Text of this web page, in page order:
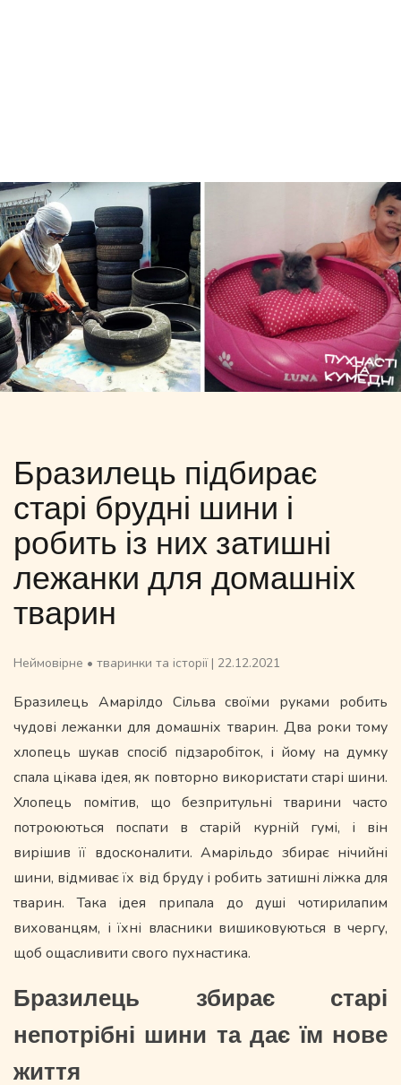
Бразилець підбирає
старі брудні шини і
робить із них затишні
лежанки для домашніх
тварин
Неймовірне • тваринки та історії | 22.12.2021
Бразилець Амарілдо Сільва своїми руками робить
чудові лежанки для домашніх тварин. Два роки тому
хлопець шукав спосіб підзаробіток, і йому на думку
спала цікава ідея, як повторно використати старі шини.
Хлопець помітив, що безпритульні тварини часто
потроюються поспати в старій курній гумі, і він
вирішив її вдосконалити. Амарільдо збирає нічийні
шини, відмиває їх від бруду і робить затишні ліжка для
тварин. Така ідея припала до душі чотирилапим
вихованцям, і їхні власники вишиковуються в чергу,
щоб ощасливити свого пухнастика.
Бразилець збирає старі
непотрібні шини та дає їм нове
життя